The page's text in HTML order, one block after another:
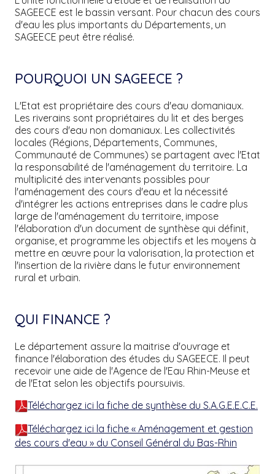
SAGEECE est le bassin versant. Pour chacun des cours
d'eau les plus importants du Départements, un
SAGEECE peut être réalisé.
POURQUOI UN SAGEECE ?
L'Etat est propriétaire des cours d'eau domaniaux.
Les riverains sont propriétaires du lit et des berges
des cours d'eau non domaniaux. Les collectivités
locales (Régions, Départements, Communes,
Communauté de Communes) se partagent avec l'Etat
la responsabilité de l'aménagement du territoire. La
multiplicité des intervenants possibles pour
l'aménagement des cours d'eau et la nécessité
d'intégrer les actions entreprises dans le cadre plus
large de l'aménagement du territoire, impose
l'élaboration d'un document de synthèse qui définit,
organise, et programme les objectifs et les moyens à
mettre en œuvre pour la valorisation, la protection et
l'insertion de la rivière dans le futur environnement
rural et urbain.
QUI FINANCE ?
Le département assure la maitrise d'ouvrage et
finance l'élaboration des études du SAGEECE. Il peut
recevoir une aide de l'Agence de l'Eau Rhin-Meuse et
de l'Etat selon les objectifs poursuivis.
Téléchargez ici la fiche de synthèse du S.A.G.E.E.C.E.
Téléchargez ici la fiche « Aménagement et gestion
des cours d'eau » du Conseil Général du Bas-Rhin